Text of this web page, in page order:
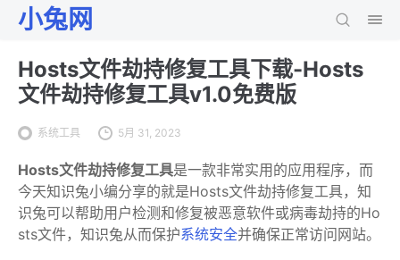
小兔网
Hosts文件劫持修复工具下载-Hosts
文件劫持修复工具v1.0免费版
系统工具 5月 31, 2023
Hosts文件劫持修复工具是一款非常实用的应用程序，而
今天知识兔小编分享的就是Hosts文件劫持修复工具，知
识兔可以帮助用户检测和修复被恶意软件或病毒劫持的Ho
sts文件，知识兔从而保护系统安全并确保正常访问网站。